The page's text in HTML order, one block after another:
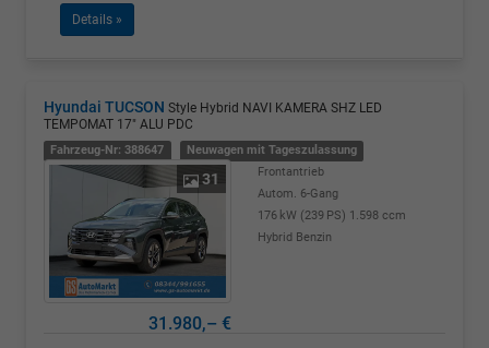
Details »
Hyundai TUCSON Style Hybrid NAVI KAMERA SHZ LED
TEMPOMAT 17" ALU PDC
Fahrzeug-Nr: 388647 Neuwagen mit Tageszulassung
31
Frontantrieb
Autom. 6-Gang
176 kW (239 PS) 1.598 ccm
Hybrid Benzin
31.980,– €